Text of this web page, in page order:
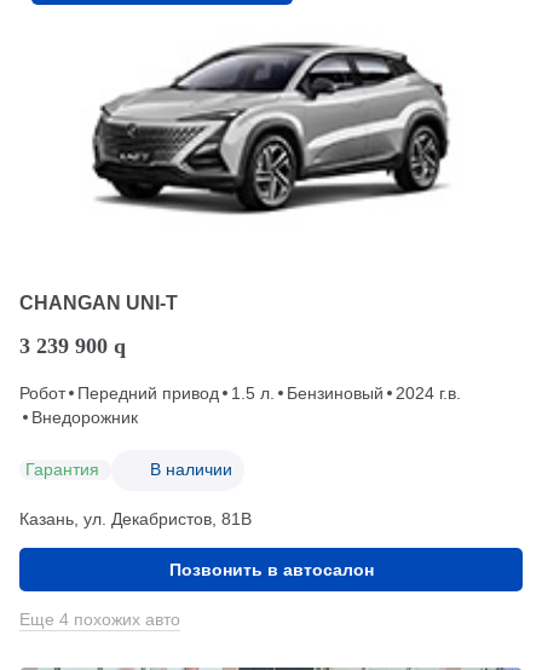
CHANGAN UNI-T
3 239 900 q
Робот Передний привод 1.5 л. Бензиновый
2024 г.в.
Внедорожник
Гарантия В наличии
Казань, ул. Декабристов, 81В
Позвонить в автосалон
Еще 4 похожих авто